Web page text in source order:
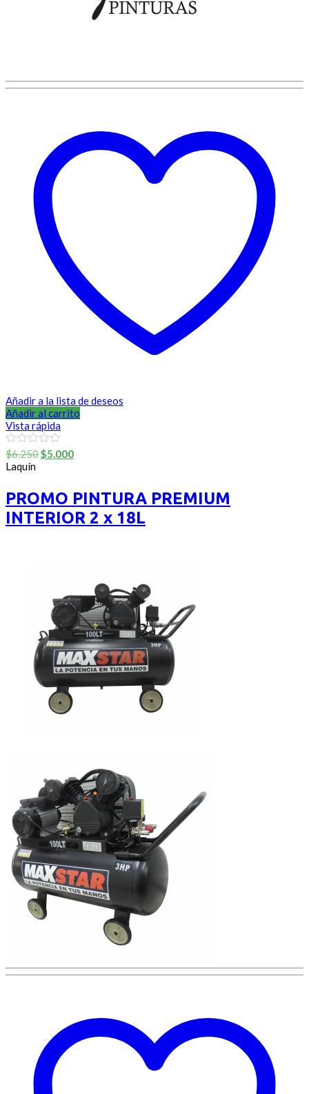
Añadir a la lista de deseos
Añadir al carrito
Vista rápida
0
out
of
$6.250El
era:
$6.250.
$5.000El
es:
$5.000.
Laquín
PROMO PINTURA PREMIUM
INTERIOR 2 x 18L